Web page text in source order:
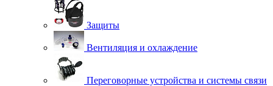
Защиты
Вентиляция и охлаждение
Переговорные устройства и системы связи